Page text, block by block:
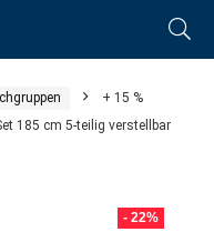
+ 15 %
185 cm 5-teilig verstellbar
- 22%